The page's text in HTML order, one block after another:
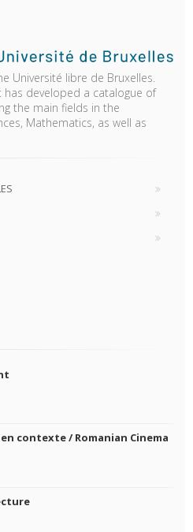
Université libre de Bruxelles.
has developed a catalogue of
the main fields in the
Mathematics, as well as
contexte / Romanian Cinema